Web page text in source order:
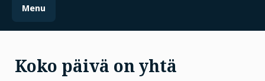
Menu
Koko päivä on yhtä